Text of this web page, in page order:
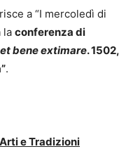
a “I mercoledì di
la conferenza di
bene extimare. 1502,
.
e Tradizioni